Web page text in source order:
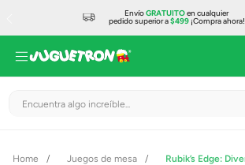
EnvíoGRATUITOen cualquier
pedido superior a$499¡Compra ahora!
Encuentra algo increíble...
Juegos de mesa